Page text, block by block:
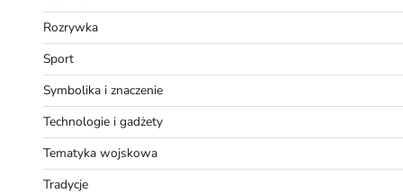
Rozrywka
Sport
Symbolika i znaczenie
Technologie i gadżety
Tematyka wojskowa
Tradycje